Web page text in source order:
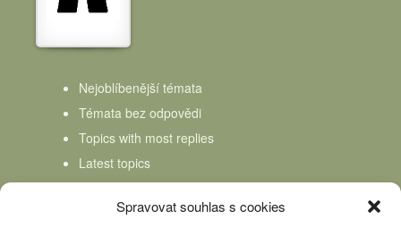
Spravovat souhlas s cookies
Nejoblíbenější témata
Témata bez odpovědi
Topics with most replies
Latest topics
Topics Freshness